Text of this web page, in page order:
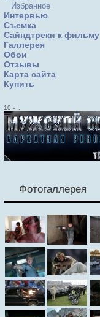
Избранное
Интервью
Cъемка
Сайндтреки к фильму
Галлерея
Обои
Отзывы
Карта сайта
Купить
10 -
Фотогаллерея